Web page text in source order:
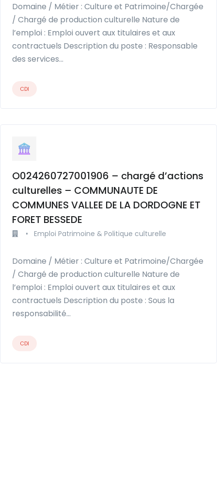
Domaine / Métier : Culture et Patrimoine/Chargée
/ Chargé de production culturelle Nature de
l’emploi : Emploi ouvert aux titulaires et aux
contractuels Description du poste : Responsable
des services…
CDI
O024260727001906 – chargé d’actions
culturelles – COMMUNAUTE DE
COMMUNES VALLEE DE LA DORDOGNE ET
FORET BESSEDE
• Emploi Patrimoine & Politique culturelle
Domaine / Métier : Culture et Patrimoine/Chargée
/ Chargé de production culturelle Nature de
l’emploi : Emploi ouvert aux titulaires et aux
contractuels Description du poste : Sous la
responsabilité…
CDI